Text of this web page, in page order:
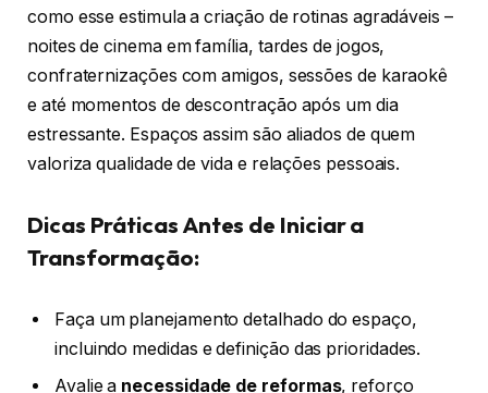
como esse estimula a criação de rotinas agradáveis –
noites de cinema em família, tardes de jogos,
confraternizações com amigos, sessões de karaokê
e até momentos de descontração após um dia
estressante. Espaços assim são aliados de quem
valoriza qualidade de vida e relações pessoais.
Dicas Práticas Antes de Iniciar a
Transformação:
Faça um planejamento detalhado do espaço,
incluindo medidas e definição das prioridades.
Avalie a necessidade de reformas, reforço